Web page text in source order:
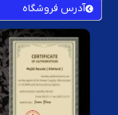
آدرس فروشگاه